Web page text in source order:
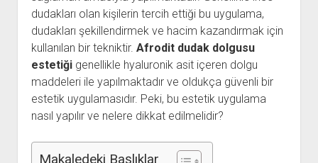
Kullanıcı Yorumları
Saç Ekimi
Hakkımızda
İletişim
dudakları olan kişilerin tercih ettiği bu uygulama,
dudakları şekillendirmek ve hacim kazandırmak için
kullanılan bir tekniktir. Afrodit dudak dolgusu
estetiğigenellikle hyaluronik asit içeren dolgu
maddeleri ile yapılmaktadır ve oldukça güvenli bir
estetik uygulamasıdır. Peki, bu estetik uygulama
nasıl yapılır ve nelere dikkat edilmelidir?
Makaledeki Başlıklar